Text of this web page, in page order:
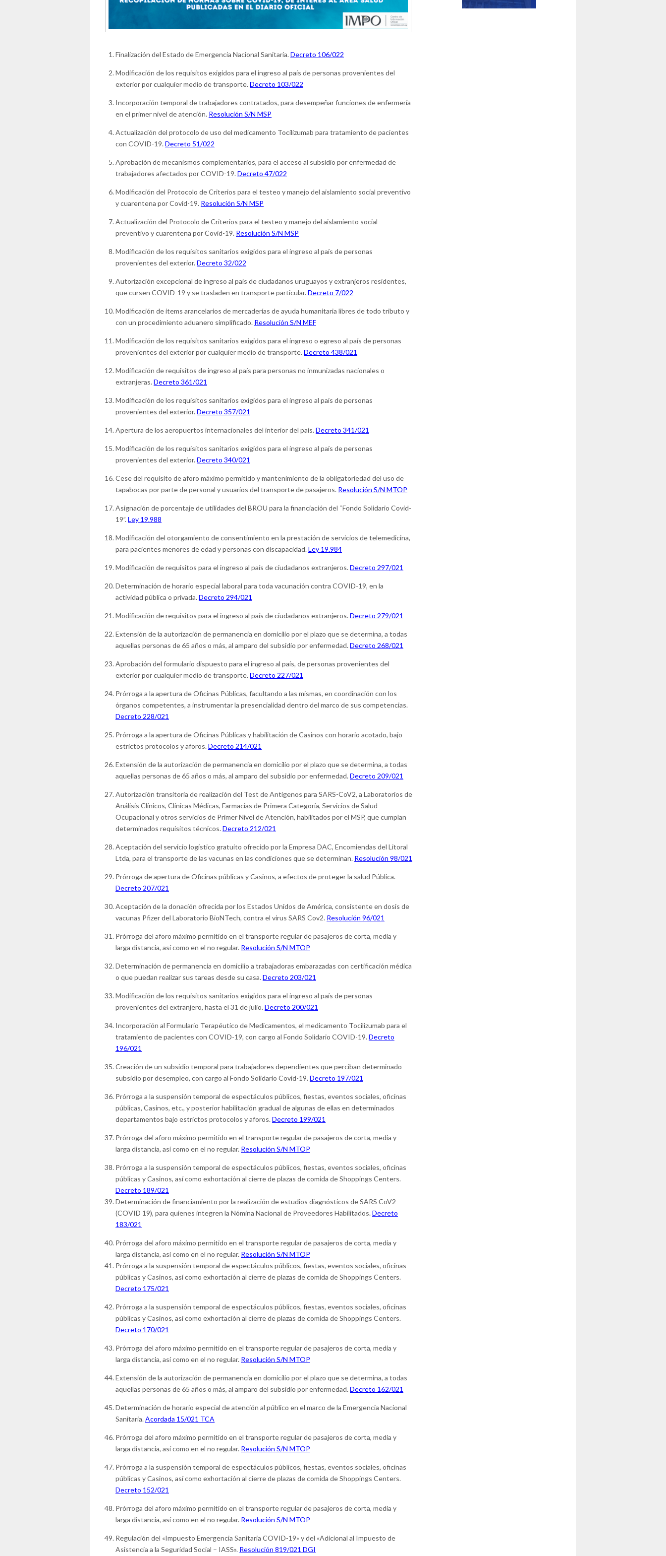
Finalización del Estado de Emergencia Nacional Sanitaria.Decreto 106/022
Modificación de los requisitos exigidos para el ingreso al país de personas provenientes del
exterior por cualquier medio de transporte.Decreto 103/022
Incorporación temporal de trabajadores contratados, para desempeñar funciones de enfermería
en el primer nivel de atención. Resolución S/N MSP
Actualización del protocolo de uso del medicamento Tocilizumab para tratamiento de pacientes
con COVID-19.Decreto 51/022
Aprobación de mecanismos complementarios, para el acceso al subsidio por enfermedad de
trabajadores afectados por COVID-19.Decreto 47/022
Modificación del Protocolo de Criterios para el testeo y manejo del aislamiento social preventivo
y cuarentena por Covid-19. Resolución S/N MSP
Actualización del Protocolo de Criterios para el testeo y manejo del aislamiento social
preventivo y cuarentena por Covid-19. Resolución S/N MSP
Modificación de los requisitos sanitarios exigidos para el ingreso al país de personas
provenientes del exterior.Decreto 32/022
Autorización excepcional de ingreso al país de ciudadanos uruguayos y extranjeros residentes,
que cursen COVID-19 y se trasladen en transporte particular.Decreto 7/022
Modificación de items arancelarios de mercaderías de ayuda humanitaria libres de todo tributo y
con un procedimiento aduanero simplificado. Resolución S/N MEF
Modificación de los requisitos sanitarios exigidos para el ingreso o egreso al país de personas
provenientes del exterior por cualquier medio de transporte.Decreto 438/021
Modificación de requisitos de ingreso al país para personas no inmunizadas nacionales o
extranjeras.Decreto 361/021
Modificación de los requisitos sanitarios exigidos para el ingreso al país de personas
provenientes del exterior.Decreto 357/021
Apertura de los aeropuertos internacionales del interior del país.Decreto 341/021
Modificación de los requisitos sanitarios exigidos para el ingreso al país de personas
provenientes del exterior.Decreto 340/021
Cese del requisito de aforo máximo permitido y mantenimiento de la obligatoriedad del uso de
tapabocas por parte de personal y usuarios del transporte de pasajeros. Resolución S/N MTOP
Asignación de porcentaje de utilidades del BROU para la financiación del “Fondo Solidario Covid-
19”.Ley 19.988
Modificación del otorgamiento de consentimiento en la prestación de servicios de telemedicina,
para pacientes menores de edad y personas con discapacidad.Ley 19.984
Modificación de requisitos para el ingreso al país de ciudadanos extranjeros.Decreto 297/021
Determinación de horario especial laboral para toda vacunación contra COVID-19, en la
actividad pública o privada.Decreto 294/021
Modificación de requisitos para el ingreso al país de ciudadanos extranjeros.Decreto 279/021
Extensión de la autorización de permanencia en domicilio por el plazo que se determina, a todas
aquellas personas de 65 años o más, al amparo del subsidio por enfermedad.Decreto 268/021
Aprobación del formulario dispuesto para el ingreso al país, de personas provenientes del
exterior por cualquier medio de transporte.Decreto 227/021
Prórroga a la apertura de Oficinas Públicas, facultando a las mismas, en coordinación con los
órganos competentes, a instrumentar la presencialidad dentro del marco de sus competencias.
Decreto 228/021
Prórroga a la apertura de Oficinas Públicas y habilitación de Casinos con horario acotado, bajo
estrictos protocolos y aforos.Decreto 214/021
Extensión de la autorización de permanencia en domicilio por el plazo que se determina, a todas
aquellas personas de 65 años o más, al amparo del subsidio por enfermedad.Decreto 209/021
Autorización transitoria de realización del Test de Antígenos para SARS-CoV2, a Laboratorios de
Análisis Clínicos, Clínicas Médicas, Farmacias de Primera Categoría, Servicios de Salud
Ocupacional y otros servicios de Primer Nivel de Atención, habilitados por el MSP, que cumplan
determinados requisitos técnicos.Decreto 212/021
Aceptación del servicio logístico gratuito ofrecido por la Empresa DAC, Encomiendas del Litoral
Ltda, para el transporte de las vacunas en las condiciones que se determinan. Resolución 98/021
Prórroga de apertura de Oficinas públicas y Casinos, a efectos de proteger la salud Pública.
Decreto 207/021
Aceptación de la donación ofrecida por los Estados Unidos de América, consistente en dosis de
vacunas Pfizer del Laboratorio BioNTech, contra el virus SARS Cov2. Resolución 96/021
Prórroga del aforo máximo permitido en el transporte regular de pasajeros de corta, media y
larga distancia, así como en el no regular. Resolución S/N MTOP
Determinación de permanencia en domicilio a trabajadoras embarazadas con certificación médica
o que puedan realizar sus tareas desde su casa.Decreto 203/021
Modificación de los requisitos sanitarios exigidos para el ingreso al país de personas
provenientes del extranjero, hasta el 31 de julio.Decreto 200/021
Incorporación al Formulario Terapéutico de Medicamentos, el medicamento Tocilizumab para el
tratamiento de pacientes con COVID-19, con cargo al Fondo Solidario COVID-19.Decreto
196/021
Creación de un subsidio temporal para trabajadores dependientes que perciban determinado
subsidio por desempleo, con cargo al Fondo Solidario Covid-19.Decreto 197/021
Prórroga a la suspensión temporal de espectáculos públicos, fiestas, eventos sociales, oficinas
públicas, Casinos, etc., y posterior habilitación gradual de algunas de ellas en determinados
departamentos bajo estrictos protocolos y aforos.Decreto 199/021
Prórroga del aforo máximo permitido en el transporte regular de pasajeros de corta, media y
larga distancia, así como en el no regular. Resolución S/N MTOP
Prórroga a la suspensión temporal de espectáculos públicos, fiestas, eventos sociales, oficinas
públicas y Casinos, así como exhortación al cierre de plazas de comida de Shoppings Centers.
Decreto 189/021
Determinación de financiamiento por la realización de estudios diagnósticos de SARS CoV2
(COVID 19), para quienes integren la Nómina Nacional de Proveedores Habilitados.Decreto
183/021
Prórroga del aforo máximo permitido en el transporte regular de pasajeros de corta, media y
larga distancia, así como en el no regular. Resolución S/N MTOP
Prórroga a la suspensión temporal de espectáculos públicos, fiestas, eventos sociales, oficinas
públicas y Casinos, así como exhortación al cierre de plazas de comida de Shoppings Centers.
Decreto 175/021
Prórroga a la suspensión temporal de espectáculos públicos, fiestas, eventos sociales, oficinas
públicas y Casinos, así como exhortación al cierre de plazas de comida de Shoppings Centers.
Decreto 170/021
Prórroga del aforo máximo permitido en el transporte regular de pasajeros de corta, media y
larga distancia, así como en el no regular. Resolución S/N MTOP
Extensión de la autorización de permanencia en domicilio por el plazo que se determina, a todas
aquellas personas de 65 años o más, al amparo del subsidio por enfermedad.Decreto 162/021
Determinación de horario especial de atención al público en el marco de la Emergencia Nacional
Sanitaria.Acordada 15/021 TCA
Prórroga del aforo máximo permitido en el transporte regular de pasajeros de corta, media y
larga distancia, así como en el no regular. Resolución S/N MTOP
Prórroga a la suspensión temporal de espectáculos públicos, fiestas, eventos sociales, oficinas
públicas y Casinos, así como exhortación al cierre de plazas de comida de Shoppings Centers.
Decreto 152/021
Prórroga del aforo máximo permitido en el transporte regular de pasajeros de corta, media y
larga distancia, así como en el no regular. Resolución S/N MTOP
Regulación del «Impuesto Emergencia Sanitaria COVID-19» y del «Adicional al Impuesto de
Asistencia a la Seguridad Social – IASS». Resolución 819/021 DGI